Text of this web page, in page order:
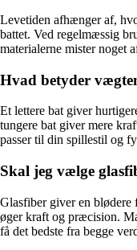
Levetiden afhænger af,
battet. Ved regelmæssig
materialerne mister noget
Hvad betyder
Et lettere bat giver
tungere bat giver mere
passer til din spillestil og
Skal jeg vælge
Glasfiber giver en blødere
øger kraft og præcision.
få det bedste fra begge